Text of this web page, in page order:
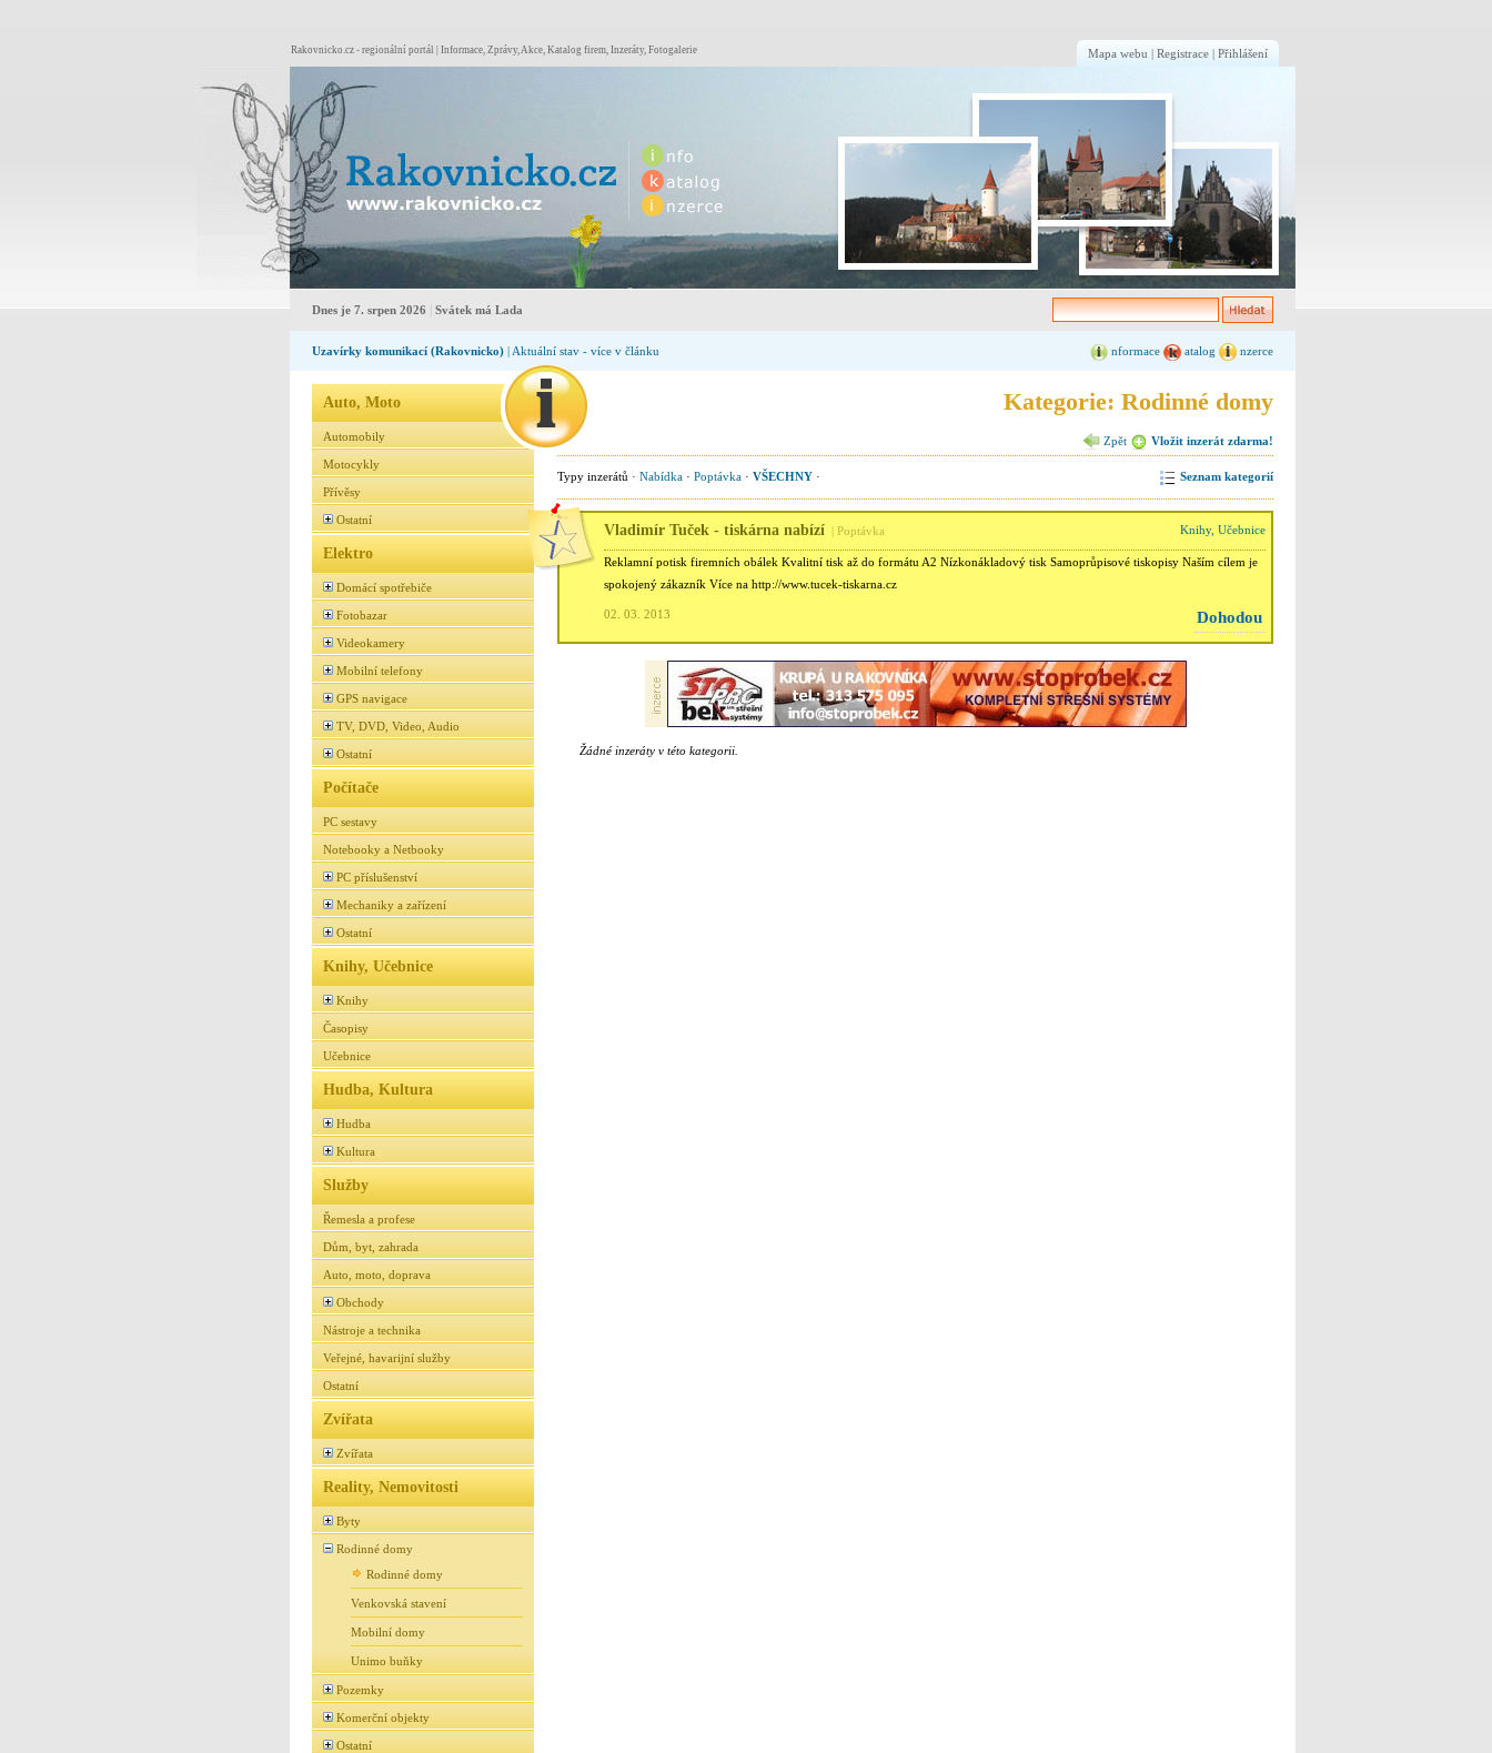
Mapa webu | Registrace | Přihlášení
Rakovnicko.cz - regionální portál | Informace, Zprávy, Akce, Katalog firem, Inzeráty, Fotogalerie
Dnes je 7. srpen 2026 Svátek má Lada
Uzavírky komunikací (Rakovnicko) | Aktuální stav - více v článku nformace atalog nzerce
Auto, Moto
Automobily
Motocykly
Přívěsy
Ostatní
Elektro
Domácí spotřebiče
Fotobazar
Videokamery
Mobilní telefony
GPS navigace
TV, DVD, Video, Audio
Ostatní
Počítače
PC sestavy
Notebooky a Netbooky
PC příslušenství
Mechaniky a zařízení
Ostatní
Knihy, Učebnice
Knihy
Časopisy
Učebnice
Hudba, Kultura
Hudba
Kultura
Služby
Řemesla a profese
Dům, byt, zahrada
Auto, moto, doprava
Obchody
Nástroje a technika
Veřejné, havarijní služby
Ostatní
Zvířata
Zvířata
Reality, Nemovitosti
Byty
Rodinné domy
Rodinné domy
Venkovská stavení
Mobilní domy
Unimo buňky
Pozemky
Komerční objekty
Ostatní
Kategorie: Rodinné domy
Zpět Vložit inzerát zdarma!
Typy inzerátů · Nabídka · Poptávka · VŠECHNY · Seznam kategorií
Vladimír Tuček - tiskárna nabízí | Poptávka Knihy, Učebnice
Reklamní potisk firemních obálek Kvalitní tisk až do formátu A2 Nízkonákladový tisk Samoprůpisové tiskopisy Naším cílem je
spokojený zákazník Více na http://www.tucek-tiskarna.cz
02. 03. 2013 Dohodou
Žádné inzeráty v této kategorii.